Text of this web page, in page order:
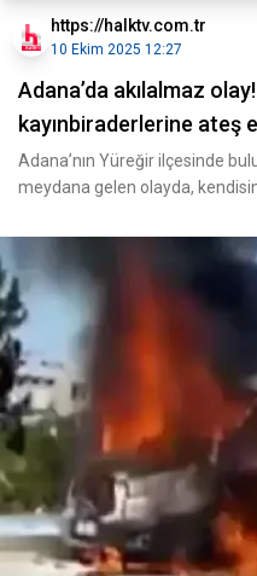
https://halktv.com.tr
10 Ekim 2025 12:27
Adana’da akılalmaz
kayınbiraderlerine ateş
Adana’nın Yüreğir ilçesinde
meydana gelen olayda,